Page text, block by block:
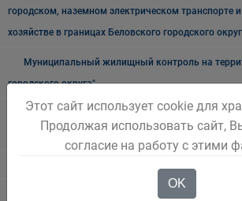
городском, наземном электрическом транспорте
хозяйстве в границах Беловского городского
Муниципальный жилищный контроль на
городского округа"
Муниципальный лесной контроль на
городского округа"
Муниципальный земельный контроль на
Этот сайт использует cookie для
Продолжая использовать сайт,
согласие на работу с этими
OK